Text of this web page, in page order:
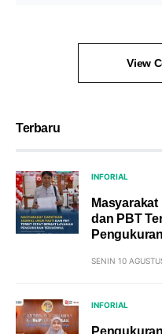
View
Terbaru
INFORIAL
dan PBT
SENIN 10
INFORIAL